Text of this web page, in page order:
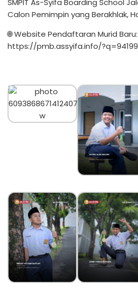
SMPIT As-Syifa Boarding School
Calon Pemimpin yang Berakhlak,
🌐 Website Pendaftaran Murid Baru:
https://pmb.assyifa.info/